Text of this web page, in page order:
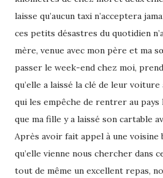
laisse qu’aucun taxi n’acceptera
ces petits désastres du quotidien
mère, venue avec mon père et ma
passer le week-end chez moi,
qu’elle a laissé la clé de leur voiture
qui les empêche de rentrer au pays
que ma fille y a laissé son cartable
Après avoir fait appel à une
qu’elle vienne nous chercher dans
tout de même un excellent repas,